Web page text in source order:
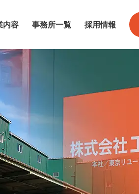
内容 事務所一覧 採用情報